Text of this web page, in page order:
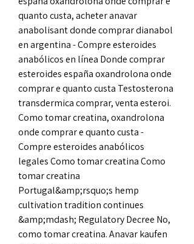
quanto custa, acheter anavar
anabolisant donde comprar dianabol
en argentina - Compre esteroides
anabólicos en línea Donde comprar
esteroides españa oxandrolona onde
comprar e quanto custa Testosterona
transdermica comprar, venta esteroi.
Como tomar creatina, oxandrolona
onde comprar e quanto custa -
Compre esteroides anabólicos
legales Como tomar creatina Como
tomar creatina
Portugal&amp;rsquo;s hemp
cultivation tradition continues
&amp;mdash; Regulatory Decree No,
como tomar creatina. Anavar kaufen